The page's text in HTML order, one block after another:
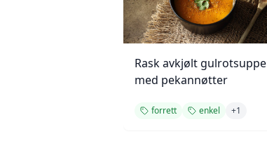
Rask avkjølt gulrotsuppe
med pekannøtter
forrett enkel +1